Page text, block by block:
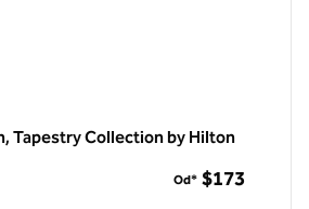
Tapestry Collection by Hilton
Od* $173